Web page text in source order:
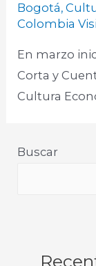
Bogotá,
Colombia
En marzo
Corta y
Cultura
Buscar